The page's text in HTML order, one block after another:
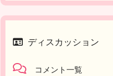
ディスカッション
コメント一覧